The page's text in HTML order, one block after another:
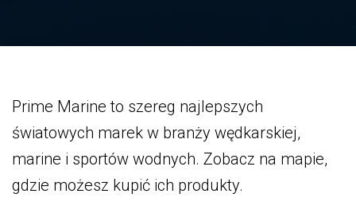
Prime Marine to szereg najlepszych
światowych marek w branży wędkarskiej,
marine i sportów wodnych. Zobacz na mapie,
gdzie możesz kupić ich produkty.